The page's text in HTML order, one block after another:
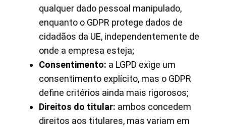
qualquer dado pessoal manipulado,
enquanto o GDPR protege dados de
cidadãos da UE, independentemente de
onde a empresa esteja;
Consentimento: a LGPD exige um
consentimento explícito, mas o GDPR
define critérios ainda mais rigorosos;
Direitos do titular: ambos concedem
direitos aos titulares, mas variam em